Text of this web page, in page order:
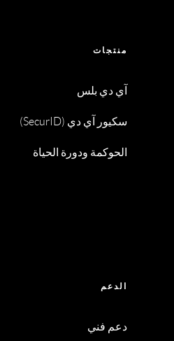
منتجات
آي دي بلس
سكيور آي دي (SecurID)
الحوكمة ودورة الحياة
الدعم
دعم فني